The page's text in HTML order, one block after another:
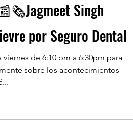
Singh
por Seguro Dental
de 6:10 pm a 6:30pm para
sobre los acontecimientos